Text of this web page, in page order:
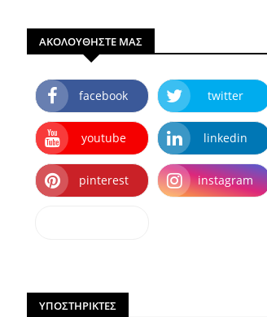
ΑΚΟΛΟΥΘΗΣΤΕ ΜΑΣ
facebook twitter
youtube linkedin
pinterest instagram
ΥΠΟΣΤΗΡΙΚΤΕΣ